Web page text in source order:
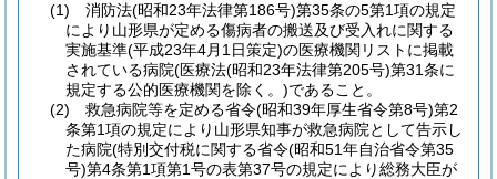
(1)
消防法(昭和23年法律第186号)第35条の5第1項の規定
により山形県が定める傷病者の搬送及び受入れに関する
実施基準(平成23年4月1日策定)の医療機関リストに掲載
されている病院(医療法(昭和23年法律第205号)第31条に
規定する公的医療機関を除く。)であること。
(2)
救急病院等を定める省令(昭和39年厚生省令第8号)第2
条第1項の規定により山形県知事が救急病院として告示し
た病院(特別交付税に関する省令(昭和51年自治省令第35
号)第4条第1項第1号の表第37号の規定により総務大臣が